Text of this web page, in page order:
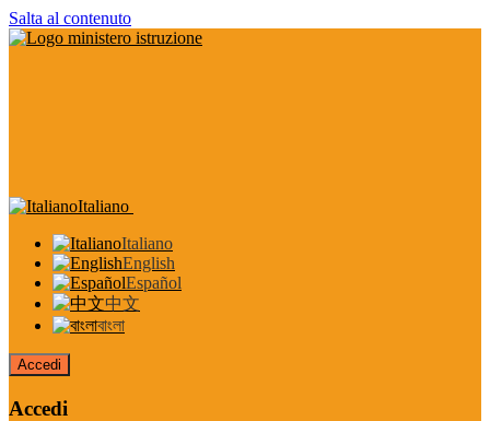
Salta al contenuto
Italiano
Italiano
English
Español
中文
বাংলা
Accedi
Accedi